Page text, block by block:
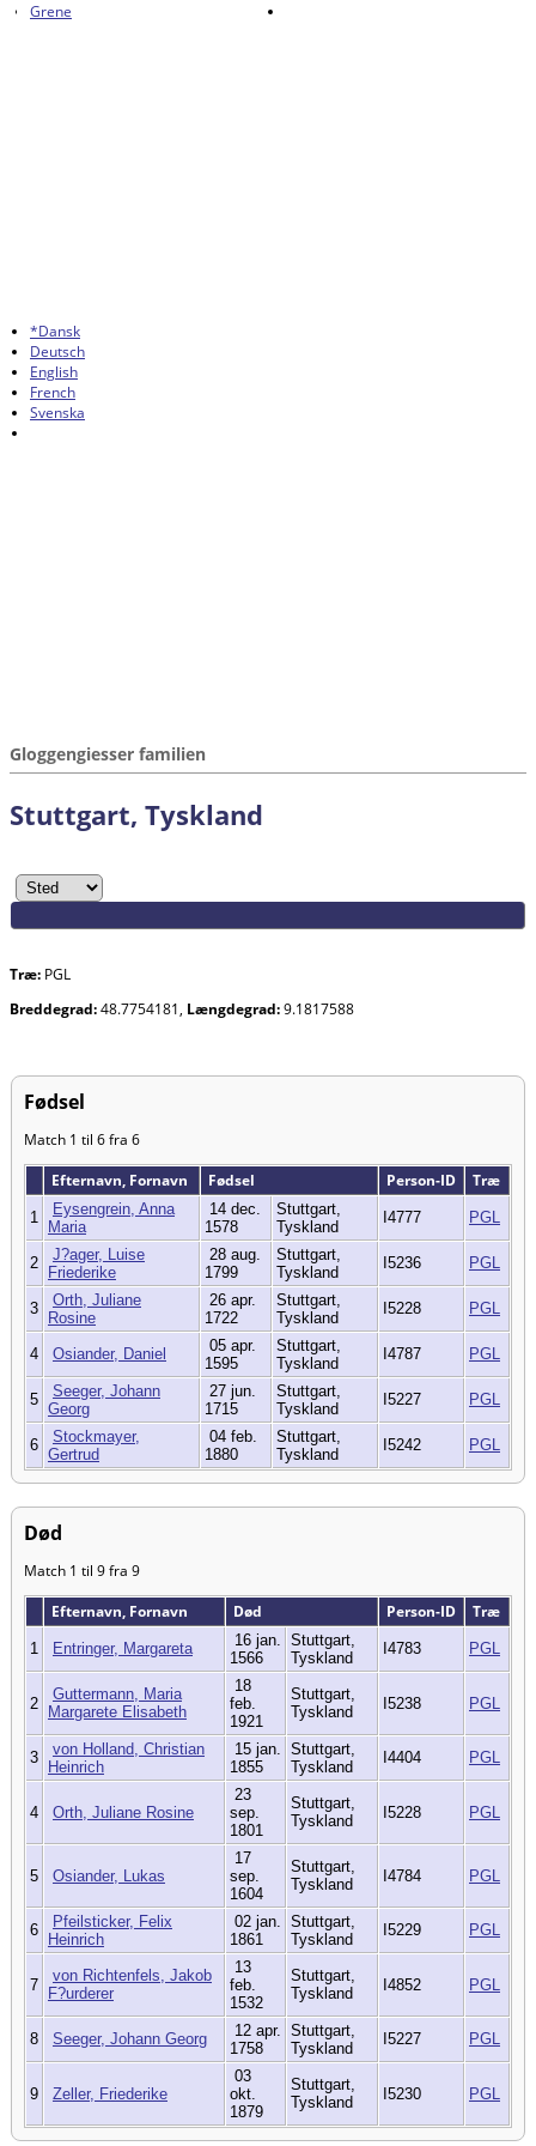
Grene
*Dansk
Deutsch
English
French
Svenska
Gloggengiesser familien
Stuttgart, Tyskland
Træ: PGL
Breddegrad:48.7754181, Længdegrad:9.1817588
Fødsel
Match 1 til 6 fra 6
Efternavn, Fornavn
Fødsel Person-ID Træ
1
Eysengrein, Anna
Maria
14 dec.
1578
Stuttgart,
Tyskland
I4777 PGL
2
J?ager, Luise
Friederike
28 aug.
1799
Stuttgart,
Tyskland
I5236 PGL
3
Orth, Juliane
Rosine
26 apr.
1722
Stuttgart,
Tyskland
I5228 PGL
4 Osiander, Daniel
05 apr.
1595
Stuttgart,
Tyskland
I4787 PGL
5
Seeger, Johann
Georg
27 jun.
1715
Stuttgart,
Tyskland
I5227 PGL
6
Stockmayer,
Gertrud
04 feb.
1880
Stuttgart,
Tyskland
I5242 PGL
Død
Match 1 til 9 fra 9
Efternavn, Fornavn
Død Person-ID Træ
1 Entringer, Margareta
16 jan.
1566
Stuttgart,
Tyskland
I4783 PGL
2
Guttermann, Maria
Margarete Elisabeth
18
feb.
1921
Stuttgart,
Tyskland
I5238 PGL
3
von Holland, Christian
Heinrich
15 jan.
1855
Stuttgart,
Tyskland
I4404 PGL
4 Orth, Juliane Rosine
23
sep.
1801
Stuttgart,
Tyskland
I5228 PGL
5 Osiander, Lukas
17
sep.
1604
Stuttgart,
Tyskland
I4784 PGL
6
Pfeilsticker, Felix
Heinrich
02 jan.
1861
Stuttgart,
Tyskland
I5229 PGL
7
von Richtenfels, Jakob
F?urderer
13
feb.
1532
Stuttgart,
Tyskland
I4852 PGL
8 Seeger, Johann Georg
12 apr.
1758
Stuttgart,
Tyskland
I5227 PGL
9 Zeller, Friederike
03
okt.
1879
Stuttgart,
Tyskland
I5230 PGL